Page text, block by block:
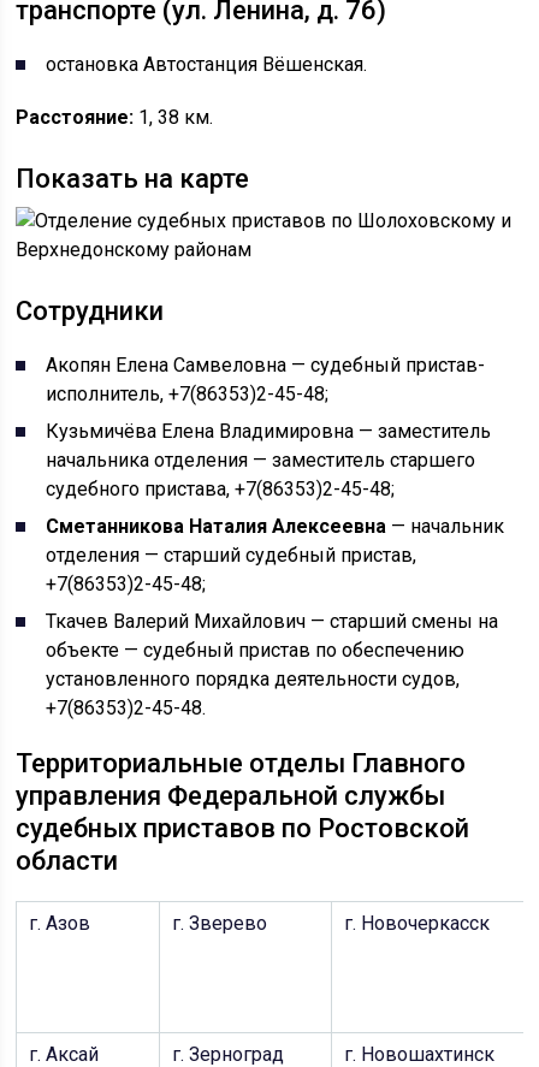
транспорте (ул. Ленина, д. 76)
остановка Автостанция Вёшенская.
Расстояние: 1, 38 км.
Показать на карте
Сотрудники
Акопян Елена Самвеловна — судебный пристав-
исполнитель, +7(86353)2-45-48;
Кузьмичёва Елена Владимировна — заместитель
начальника отделения — заместитель старшего
судебного пристава, +7(86353)2-45-48;
Сметанникова Наталия Алексеевна — начальник
отделения — старший судебный пристав,
+7(86353)2-45-48;
Ткачев Валерий Михайлович — старший смены на
объекте — судебный пристав по обеспечению
установленного порядка деятельности судов,
+7(86353)2-45-48.
Территориальные отделы Главного
управления Федеральной службы
судебных приставов по Ростовской
области
г. Азов г. Зверево г. Новочеркасск
г. Аксай г. Зерноград г. Новошахтинск